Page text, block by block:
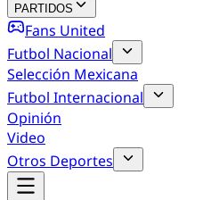
PARTIDOS
Fans United
Futbol Nacional
Selección Mexicana
Futbol Internacional
Opinión
Video
Otros Deportes